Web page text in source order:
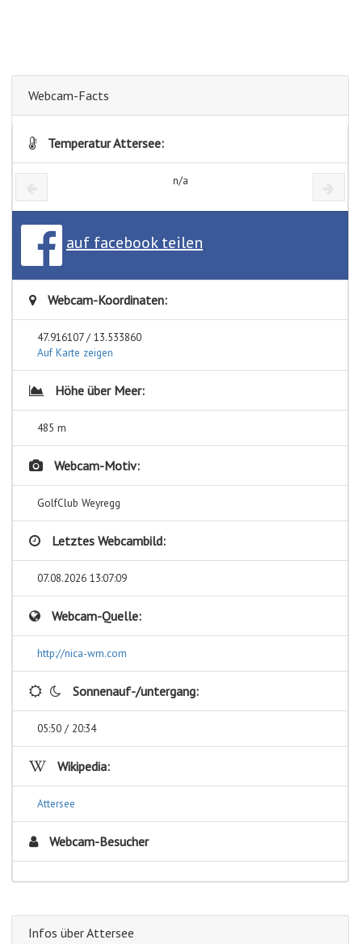
Webcam-Facts
Temperatur Attersee:
n/a
auf facebook teilen
Webcam-Koordinaten:
47.916107 / 13.533860
Auf Karte zeigen
Höhe über Meer:
485 m
Webcam-Motiv:
GolfClub Weyregg
Letztes Webcambild:
07.08.2026 13:07:09
Webcam-Quelle:
http://nica-wm.com
Sonnenauf-/untergang:
05:50 / 20:34
Wikipedia:
Attersee
Webcam-Besucher
Infos über Attersee